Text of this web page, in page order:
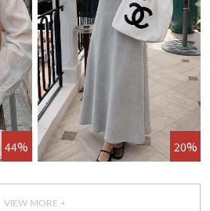
44% 20%
VIEW MORE +